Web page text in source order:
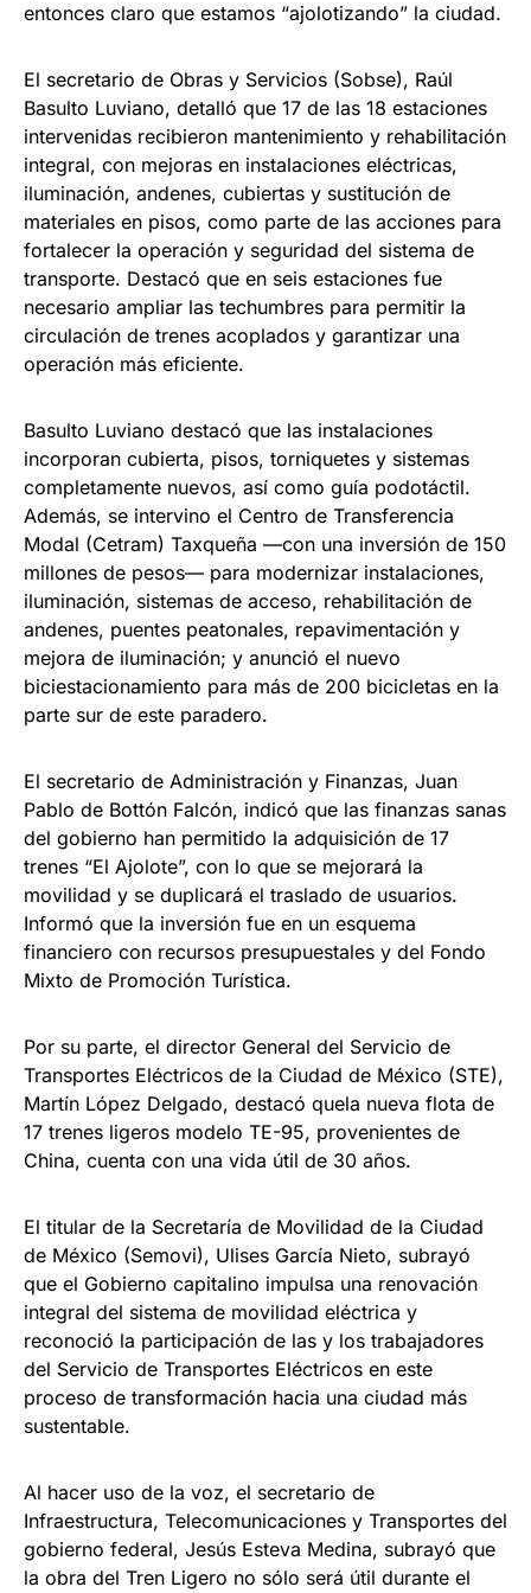
entonces claro que estamos “ajolotizando” la ciudad.
El secretario de Obras y Servicios (Sobse), Raúl
Basulto Luviano, detalló que 17 de las 18 estaciones
intervenidas recibieron mantenimiento y rehabilitación
integral, con mejoras en instalaciones eléctricas,
iluminación, andenes, cubiertas y sustitución de
materiales en pisos, como parte de las acciones para
fortalecer la operación y seguridad del sistema de
transporte. Destacó que en seis estaciones fue
necesario ampliar las techumbres para permitir la
circulación de trenes acoplados y garantizar una
operación más eficiente.
Basulto Luviano destacó que las instalaciones
incorporan cubierta, pisos, torniquetes y sistemas
completamente nuevos, así como guía podotáctil.
Además, se intervino el Centro de Transferencia
Modal (Cetram) Taxqueña —con una inversión de 150
millones de pesos— para modernizar instalaciones,
iluminación, sistemas de acceso, rehabilitación de
andenes, puentes peatonales, repavimentación y
mejora de iluminación; y anunció el nuevo
biciestacionamiento para más de 200 bicicletas en la
parte sur de este paradero.
El secretario de Administración y Finanzas, Juan
Pablo de Bottón Falcón, indicó que las finanzas sanas
del gobierno han permitido la adquisición de 17
trenes “El Ajolote”, con lo que se mejorará la
movilidad y se duplicará el traslado de usuarios.
Informó que la inversión fue en un esquema
financiero con recursos presupuestales y del Fondo
Mixto de Promoción Turística.
Por su parte, el director General del Servicio de
Transportes Eléctricos de la Ciudad de México (STE),
Martín López Delgado, destacó quela nueva flota de
17 trenes ligeros modelo TE-95, provenientes de
China, cuenta con una vida útil de 30 años.
El titular de la Secretaría de Movilidad de la Ciudad
de México (Semovi), Ulises García Nieto, subrayó
que el Gobierno capitalino impulsa una renovación
integral del sistema de movilidad eléctrica y
reconoció la participación de las y los trabajadores
del Servicio de Transportes Eléctricos en este
proceso de transformación hacia una ciudad más
sustentable.
Al hacer uso de la voz, el secretario de
Infraestructura, Telecomunicaciones y Transportes del
gobierno federal, Jesús Esteva Medina, subrayó que
la obra del Tren Ligero no sólo será útil durante el